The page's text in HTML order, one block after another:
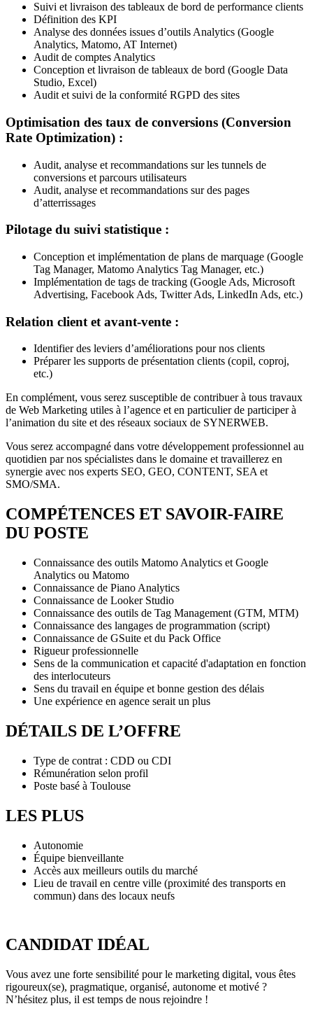
Suivi et livraison des tableaux de bord de performance clients
Définition des KPI
Analyse des données issues d’outils Analytics (Google
Analytics, Matomo, AT Internet)
Audit de comptes Analytics
Conception et livraison de tableaux de bord (Google Data
Studio, Excel)
Audit et suivi de la conformité RGPD des sites
Optimisation des taux de conversions (Conversion
Rate Optimization) :
Audit, analyse et recommandations sur les tunnels de
conversions et parcours utilisateurs
Audit, analyse et recommandations sur des pages
d’atterrissages
Pilotage du suivi statistique :
Conception et implémentation de plans de marquage (Google
Tag Manager, Matomo Analytics Tag Manager, etc.)
Implémentation de tags de tracking (Google Ads, Microsoft
Advertising, Facebook Ads, Twitter Ads, LinkedIn Ads, etc.)
Relation client et avant-vente :
Identifier des leviers d’améliorations pour nos clients
Préparer les supports de présentation clients (copil, coproj,
etc.)
En complément, vous serez susceptible de contribuer à tous travaux
de Web Marketing utiles à l’agence et en particulier de participer à
l’animation du site et des réseaux sociaux de SYNERWEB.
Vous serez accompagné dans votre développement professionnel au
quotidien par nos spécialistes dans le domaine et travaillerez en
synergie avec nos experts SEO, GEO, CONTENT, SEA et
SMO/SMA.
COMPÉTENCES ET SAVOIR-FAIRE
DU POSTE
Connaissance des outils Matomo Analytics et Google
Analytics ou Matomo
Connaissance de Piano Analytics
Connaissance de Looker Studio
Connaissance des outils de Tag Management (GTM, MTM)
Connaissance des langages de programmation (script)
Connaissance de GSuite et du Pack Office
Rigueur professionnelle
Sens de la communication et capacité d'adaptation en fonction
des interlocuteurs
Sens du travail en équipe et bonne gestion des délais
Une expérience en agence serait un plus
DÉTAILS DE L’OFFRE
Type de contrat : CDD ou CDI
Rémunération selon profil
Poste basé à Toulouse
LES PLUS
Autonomie
Équipe bienveillante
Accès aux meilleurs outils du marché
Lieu de travail en centre ville (proximité des transports en
commun) dans des locaux neufs
CANDIDAT IDÉAL
Vous avez une forte sensibilité pour le marketing digital, vous êtes
rigoureux(se), pragmatique, organisé, autonome et motivé ?
N’hésitez plus, il est temps de nous rejoindre !